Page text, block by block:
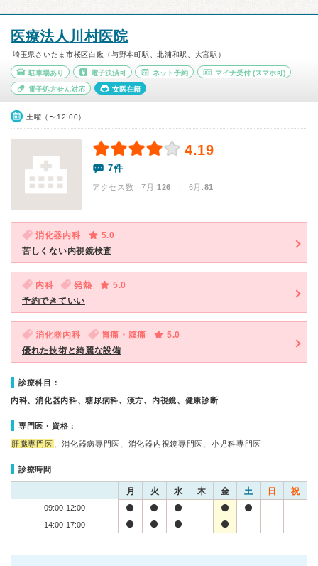
医療法人川村医院
埼玉県さいたま市桜区白鍬（与野本町駅、北浦和駅、大宮駅）
駐車場あり 電子決済可 ネット予約 マイナ受付 (スマホ可)
電子処方せん対応 女医在籍
土曜（〜12:00）
4.19
7件
アクセス数 7月:126 | 6月:81
消化器内科
5.0
苦しくない内視鏡検査
内科 発熱
5.0
予約できていい
消化器内科 胃痛・腹痛
5.0
優れた技術と綺麗な設備
診療科目：
内科、消化器内科、糖尿病科、漢方、内視鏡、健康診断
専門医・資格：
肝臓専門医 、消化器病専門医、消化器内視鏡専門医、小児科専門医
診療時間
月 火 水 木 金 土 日 祝
09:00-12:00
14:00-17:00